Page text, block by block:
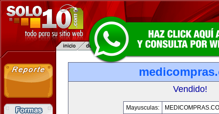
Vendido!
Mayusculas: